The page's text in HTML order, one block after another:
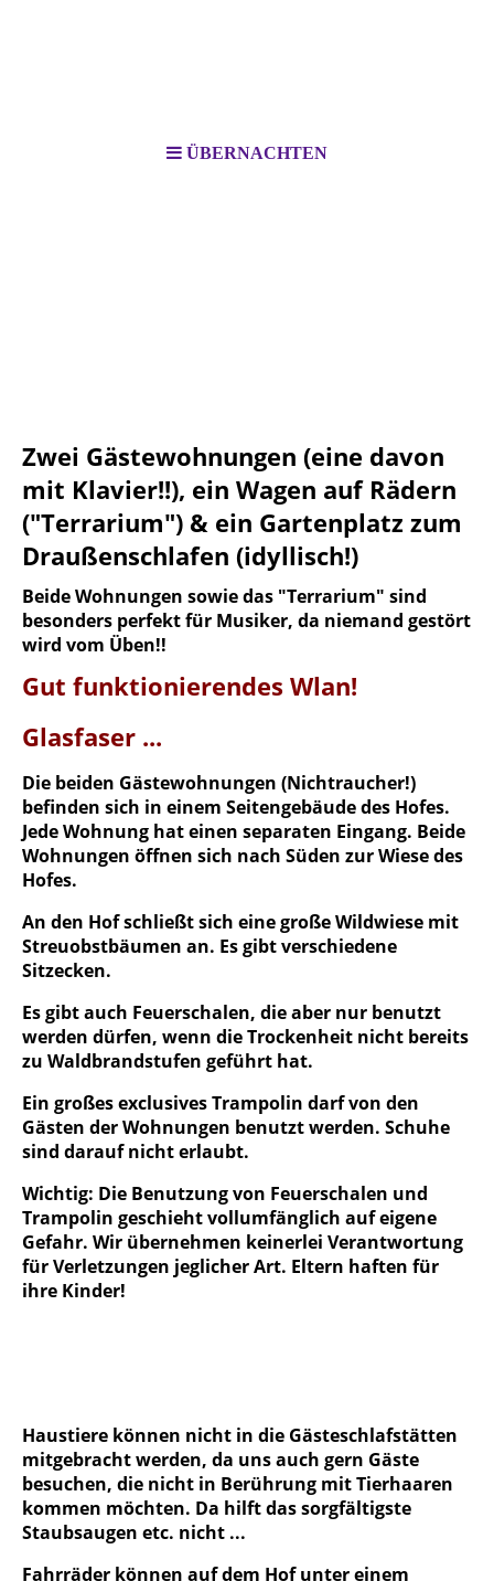
ÜBERNACHTEN
Zwei Gästewohnungen (eine davon
mit Klavier!!), ein Wagen auf Rädern
("Terrarium") & ein Gartenplatz zum
Draußenschlafen (idyllisch!)
Beide Wohnungen sowie das "Terrarium" sind
besonders perfekt für Musiker, da niemand gestört
wird vom Üben!!
Gut funktionierendes Wlan!
Glasfaser ...
Die beiden Gästewohnungen (Nichtraucher!)
befinden sich in einem Seitengebäude des Hofes.
Jede Wohnung hat einen separaten Eingang. Beide
Wohnungen öffnen sich nach Süden zur Wiese des
Hofes.
An den Hof schließt sich eine große Wildwiese mit
Streuobstbäumen an. Es gibt verschiedene
Sitzecken.
Es gibt auch Feuerschalen, die aber nur benutzt
werden dürfen, wenn die Trockenheit nicht bereits
zu Waldbrandstufen geführt hat.
Ein großes exclusives Trampolin darf von den
Gästen der Wohnungen benutzt werden. Schuhe
sind darauf nicht erlaubt.
Wichtig: Die Benutzung von Feuerschalen und
Trampolin geschieht vollumfänglich auf eigene
Gefahr. Wir übernehmen keinerlei Verantwortung
für Verletzungen jeglicher Art. Eltern haften für
ihre Kinder!
Haustiere können nicht in die Gästeschlafstätten
mitgebracht werden, da uns auch gern Gäste
besuchen, die nicht in Berührung mit Tierhaaren
kommen möchten. Da hilft das sorgfältigste
Staubsaugen etc. nicht ...
Fahrräder können auf dem Hof unter einem